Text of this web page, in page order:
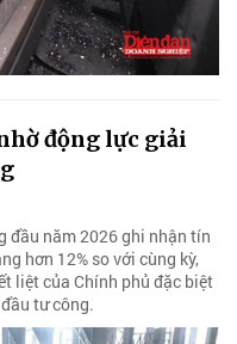
động lực giải
đầu năm 2026 ghi nhận tín
hơn 12% so với cùng kỳ,
liệt của Chính phủ đặc biệt
tư công.